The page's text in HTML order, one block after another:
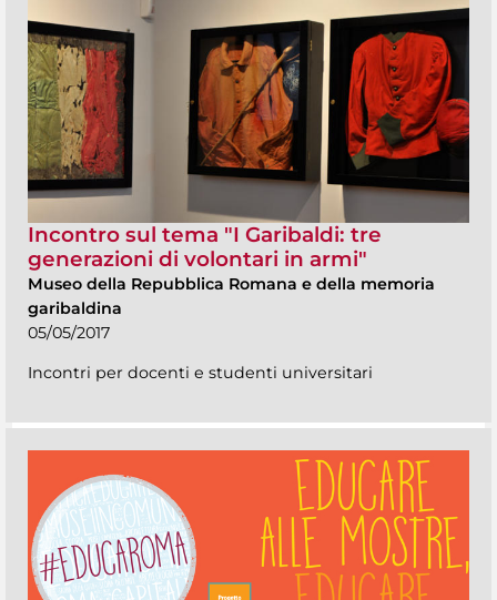
Incontro sul tema "I Garibaldi: tre
generazioni di volontari in armi"
Museo della Repubblica Romana e della memoria
garibaldina
05/05/2017
Incontri per docenti e studenti universitari